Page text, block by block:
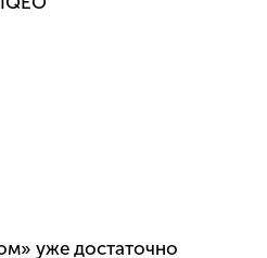
уже достаточно